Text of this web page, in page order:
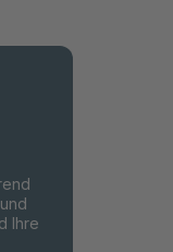
Ihre